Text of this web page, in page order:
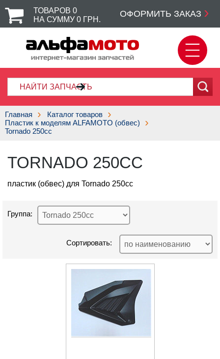
ТОВАРОВ 0
НА СУММУ 0 ГРН.
ОФОРМИТЬ ЗАКАЗ
Главная
Каталог товаров
Пластик к моделям ALFAMOTO (обвес)
Tornado 250cc
TORNADO 250CC
пластик (обвес) для Tornado 250cc
Группа:
Сортировать: